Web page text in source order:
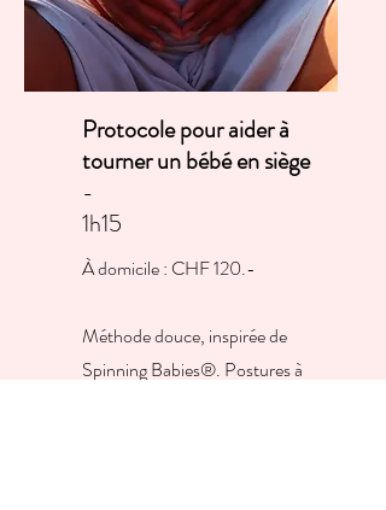
Protocole pour aider à
tourner un bébé en siège
-
1h15
À domicile : CHF 120.-
Méthode douce, inspirée de
Spinning Babies®. Postures à